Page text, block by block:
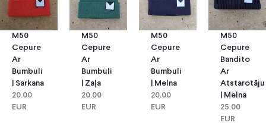
M50
Cepure
Ar
Bumbuli
| Sarkana
20.00
EUR
M50
Cepure
Ar
Bumbuli
| Zaļa
20.00
EUR
M50
Cepure
Ar
Bumbuli
| Melna
20.00
EUR
M50
Cepure
Bandito
Ar
Atstarotāju
| Melna
25.00
EUR